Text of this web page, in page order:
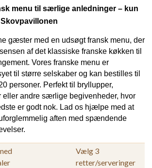
menu til særlige anledninger – kun
gæster med en udsøgt fransk menu, der
af det klassiske franske køkken til
Vores franske menu er
til større selskaber og kan bestilles til
personer. Perfekt til bryllupper,
eller andre særlige begivenheder, hvor
er godt nok. Lad os hjælpe med at
aften med spændende
Vælg 3
retter/serveringer